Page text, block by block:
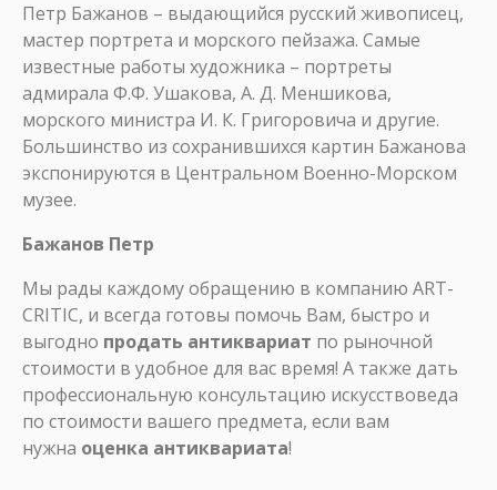
Петр Бажанов – выдающийся русский живописец,
мастер портрета и морского пейзажа. Самые
известные работы художника – портреты
адмирала Ф.Ф. Ушакова, А. Д. Меншикова,
морского министра И. К. Григоровича и другие.
Большинство из сохранившихся картин Бажанова
экспонируются в Центральном Военно-Морском
музее.
Бажанов Петр
Мы рады каждому обращению в компанию ART-
CRITIC, и всегда готовы помочь Вам, быстро и
выгодно продать антиквариат по рыночной
стоимости в удобное для вас время! А также дать
профессиональную консультацию искусствоведа
по стоимости вашего предмета, если вам
нужна оценка антиквариата!